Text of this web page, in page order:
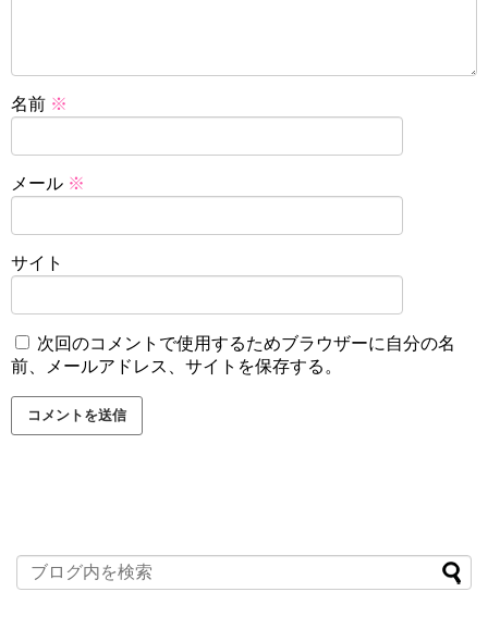
名前 ※
メール ※
サイト
次回のコメントで使用するためブラウザーに自分の名
前、メールアドレス、サイトを保存する。